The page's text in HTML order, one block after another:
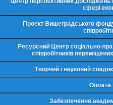
сфері
Проект Вишеградського
Ресурсний Центр соціально-
співробітників
Творчий і науковий
Оплата
Забезпечення